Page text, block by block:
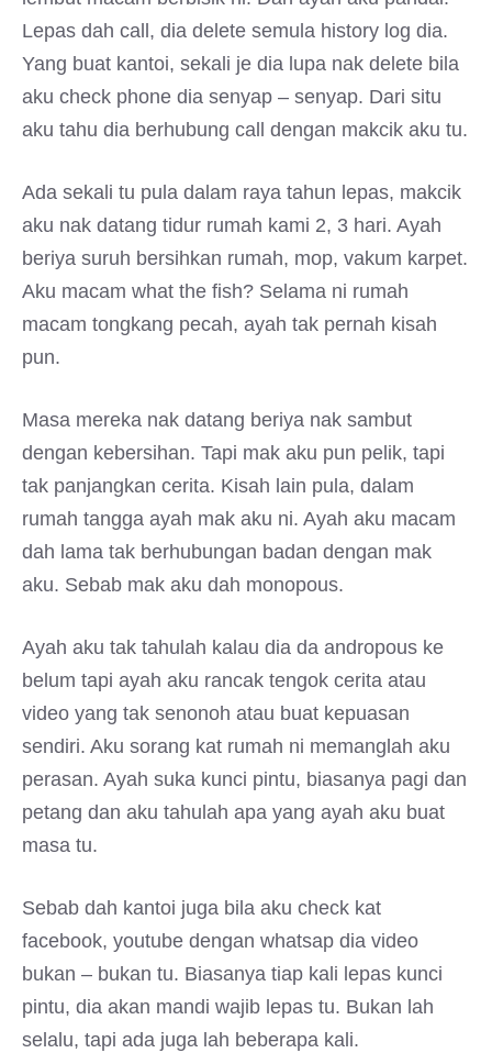
Lepas dah call, dia delete semula history log dia.
Yang buat kantoi, sekali je dia lupa nak delete bila
aku check phone dia senyap – senyap. Dari situ
aku tahu dia berhubung call dengan makcik aku tu.
Ada sekali tu pula dalam raya tahun lepas, makcik
aku nak datang tidur rumah kami 2, 3 hari. Ayah
beriya suruh bersihkan rumah, mop, vakum karpet.
Aku macam what the fish? Selama ni rumah
macam tongkang pecah, ayah tak pernah kisah
pun.
Masa mereka nak datang beriya nak sambut
dengan kebersihan. Tapi mak aku pun pelik, tapi
tak panjangkan cerita. Kisah lain pula, dalam
rumah tangga ayah mak aku ni. Ayah aku macam
dah lama tak berhubungan badan dengan mak
aku. Sebab mak aku dah monopous.
Ayah aku tak tahulah kalau dia da andropous ke
belum tapi ayah aku rancak tengok cerita atau
video yang tak senonoh atau buat kepuasan
sendiri. Aku sorang kat rumah ni memanglah aku
perasan. Ayah suka kunci pintu, biasanya pagi dan
petang dan aku tahulah apa yang ayah aku buat
masa tu.
Sebab dah kantoi juga bila aku check kat
facebook, youtube dengan whatsap dia video
bukan – bukan tu. Biasanya tiap kali lepas kunci
pintu, dia akan mandi wajib lepas tu. Bukan lah
selalu, tapi ada juga lah beberapa kali.